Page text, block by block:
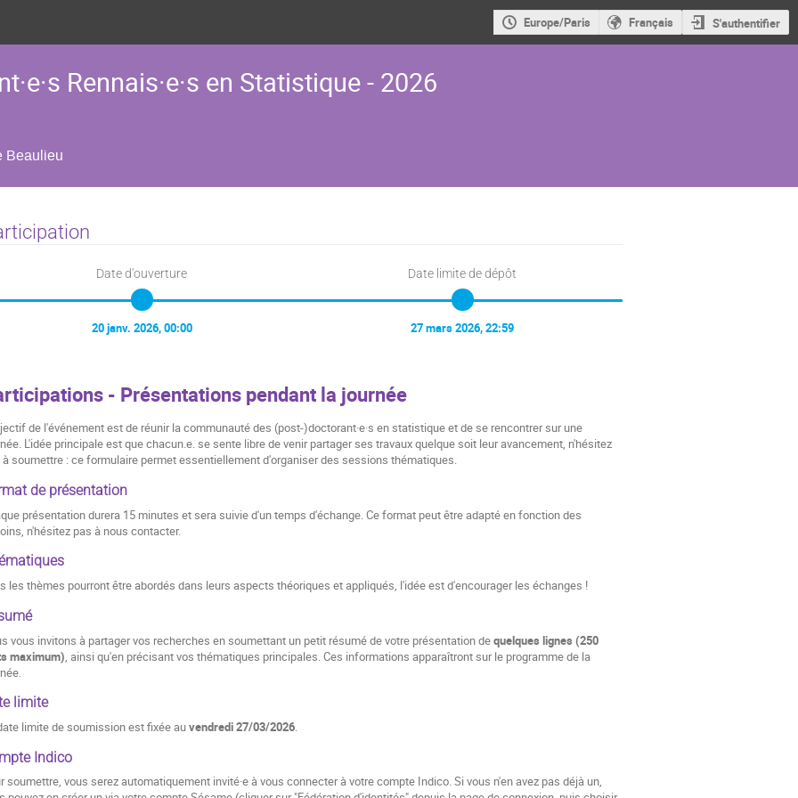
Europe/Paris Français S'authentifier
Rennais·e·s en Statistique - 2026
Beaulieu
Date d'ouverture
20 janv. 2026, 00:00
Date limite de dépôt
27 mars 2026, 22:59
- Présentations pendant la journée
de l'événement est de réunir la communauté des (post-)doctorant·e·s en statistique et de se rencontrer sur une
L'idée principale est que chacun.e. se sente libre de venir partager ses travaux quelque soit leur avancement, n'hésitez
à soumettre : ce formulaire permet essentiellement d'organiser des sessions thématiques.
de présentation
présentation durera 15 minutes et sera suivie d'un temps d'échange. Ce format peut être adapté en fonction des
n'hésitez pas à nous contacter.
les thèmes pourront être abordés dans leurs aspects théoriques et appliqués, l'idée est d'encourager les échanges !
vous invitons à partager vos recherches en soumettant un petit résumé de votre présentation dequelques lignes (250
maximum), ainsi qu'en précisant vos thématiques principales. Ces informations apparaîtront sur le programme de la
limite
limite de soumission est fixée auvendredi 27/03/2026.
Indico
soumettre, vous serez automatiquement invité·e à vous connecter à votre compte Indico. Si vous n'en avez pas déjà un,